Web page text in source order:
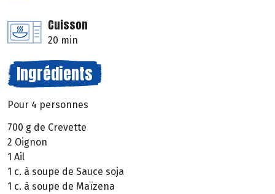
Cuisson
20 min
Ingrédients
Pour 4 personnes
700 g de Crevette
2 Oignon
1 Ail
1 c. à soupe de Sauce soja
1 c. à soupe de Maïzena